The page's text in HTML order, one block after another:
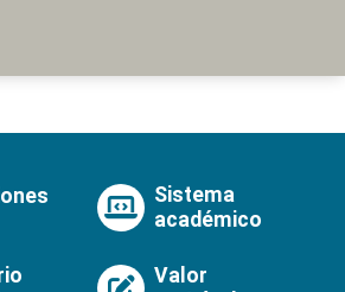
Sistema
académico
Valor